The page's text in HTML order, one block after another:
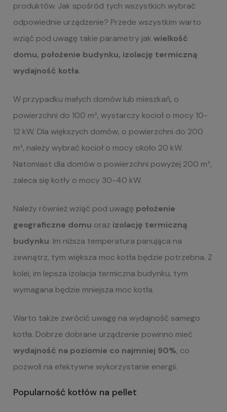
produktów. Jak spośród tych wszystkich wybrać
odpowiednie urządzenie? Przede wszystkim warto
wziąć pod uwagę takie parametry jak wielkość
domu, położenie budynku, izolację termiczną
wydajność kotła.
W przypadku małych domów lub mieszkań, o
powierzchni do 100 m², wystarczy kocioł o mocy 10-
12 kW. Dla większych domów, o powierzchni do 200
m², należy wybrać kocioł o mocy około 20 kW.
Natomiast dla domów o powierzchni powyżej 200 m²,
zaleca się kotły o mocy 30-40 kW.
Należy również wziąć pod uwagę położenie
geograficzne domu oraz izolację termiczną
budynku. Im niższa temperatura panująca na
zewnątrz, tym większa moc kotła będzie potrzebna. Z
kolei, im lepsza izolacja termiczna budynku, tym
wymagana będzie mniejsza moc kotła.
Warto także zwrócić uwagę na wydajność samego
kotła. Dobrze dobrane urządzenie powinno mieć
wydajność na poziomie co najmniej 90%, co
pozwoli na efektywne wykorzystanie energii.
Popularność kotłów na pellet